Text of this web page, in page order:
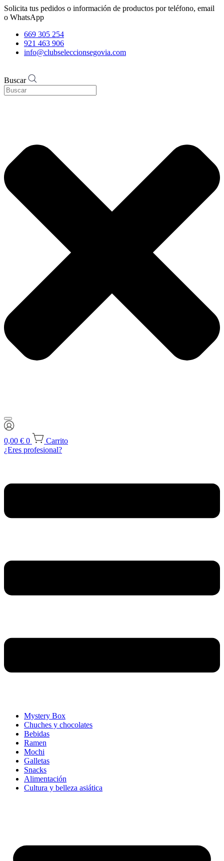
Solicita tus pedidos o información de productos por teléfono, email
o WhatsApp
669 305 254
921 463 906
info@clubseleccionsegovia.com
Buscar
0,00 € 0
Carrito
¿Eres profesional?
Mystery Box
Chuches y chocolates
Bebidas
Ramen
Mochi
Galletas
Snacks
Alimentación
Cultura y belleza asiática